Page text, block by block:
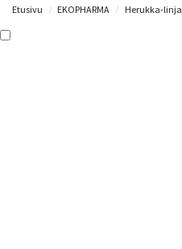
Etusivu / EKOPHARMA / Herukka-linja